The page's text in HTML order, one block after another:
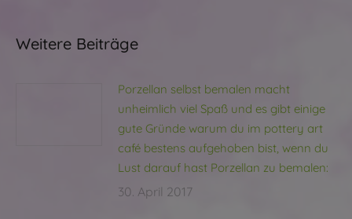
Weitere Beiträge
Porzellan selbst bemalen macht
unheimlich viel Spaß und es gibt einige
gute Gründe warum du im pottery art
café bestens aufgehoben bist, wenn du
Lust darauf hast Porzellan zu bemalen:
30. April 2017